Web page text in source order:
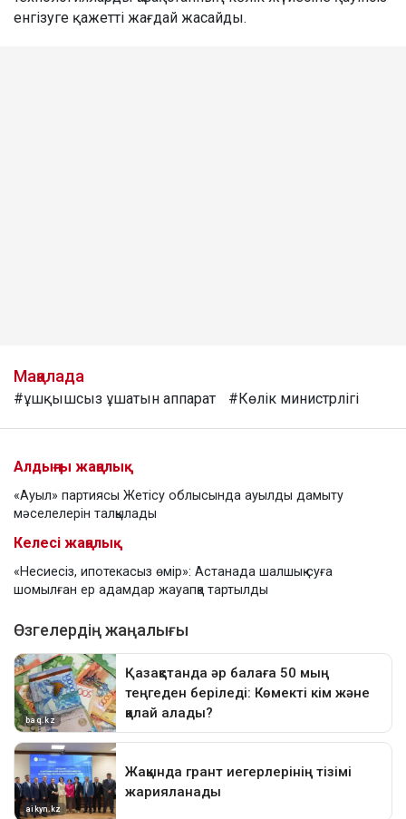
енгізуге қажетті жағдай жасайды.
Мақалада
#ұшқышсыз ұшатын аппарат #Көлік министрлігі
Алдыңғы жаңалық
«Ауыл» партиясы Жетісу облысында ауылды дамыту
мәселелерін талқылады
Келесі жаңалық
«Несиесіз, ипотекасыз өмір»: Астанада шалшық суға
шомылған ер адамдар жауапқа тартылды